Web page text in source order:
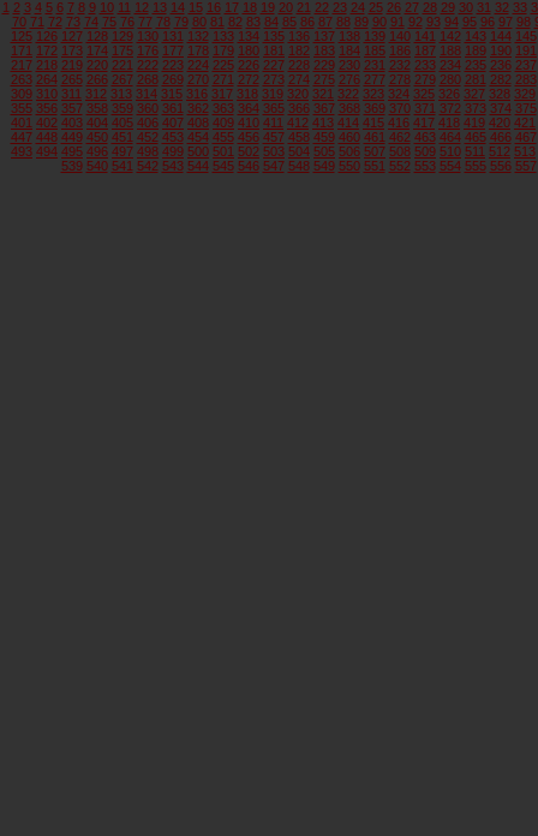
1 2 3 4 5 6 7 8 9 10 11 12 13 14 15 16 17 18 19 20 21 22 23 24 25 26 27 28 29 30 31 32 33
70 71 72 73 74 75 76 77 78 79 80 81 82 83 84 85 86 87 88 89 90 91 92 93 94 95 96 97 98
125 126 127 128 129 130 131 132 133 134 135 136 137 138 139 140 141 142 143 144 145
171 172 173 174 175 176 177 178 179 180 181 182 183 184 185 186 187 188 189 190 191
217 218 219 220 221 222 223 224 225 226 227 228 229 230 231 232 233 234 235 236 237
263 264 265 266 267 268 269 270 271 272 273 274 275 276 277 278 279 280 281 282 283
309 310 311 312 313 314 315 316 317 318 319 320 321 322 323 324 325 326 327 328 329
355 356 357 358 359 360 361 362 363 364 365 366 367 368 369 370 371 372 373 374 375
401 402 403 404 405 406 407 408 409 410 411 412 413 414 415 416 417 418 419 420 421
447 448 449 450 451 452 453 454 455 456 457 458 459 460 461 462 463 464 465 466 467
493 494 495 496 497 498 499 500 501 502 503 504 505 506 507 508 509 510 511 512 513
539 540 541 542 543 544 545 546 547 548 549 550 551 552 553 554 555 556 557